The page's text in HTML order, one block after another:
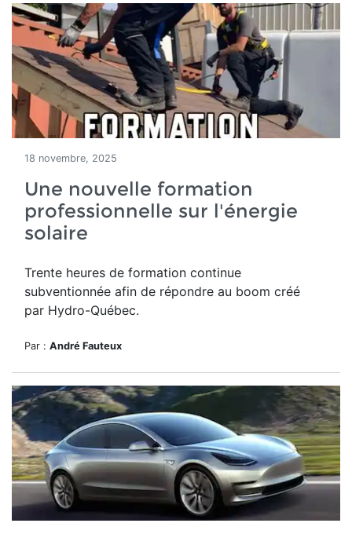
18 novembre, 2025
Une nouvelle formation
professionnelle sur l'énergie
solaire
Trente heures de formation continue
subventionnée afin de répondre au boom créé
par Hydro-Québec.
Par : André Fauteux